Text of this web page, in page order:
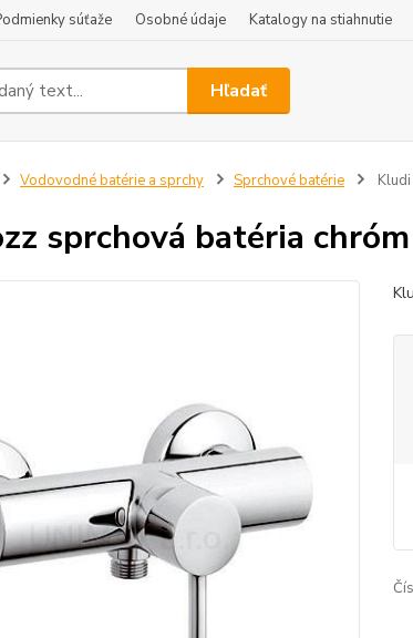
súťaže Osobné údaje Katalogy na stiahnutie
Hľadať
Vodovodné batérie a sprchy Sprchové batérie
sprchová batéria